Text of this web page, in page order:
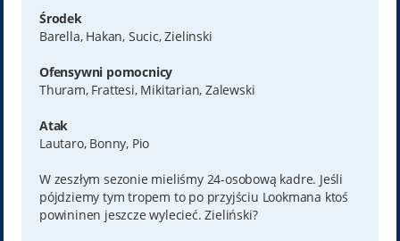
Środek
Barella, Hakan, Sucic, Zielinski
Ofensywni pomocnicy
Thuram, Frattesi, Mikitarian, Zalewski
Atak
Lautaro, Bonny, Pio
W zeszłym sezonie mieliśmy 24-osobową kadre. Jeśli
pójdziemy tym tropem to po przyjściu Lookmana ktoś
powininen jeszcze wylecieć. Zieliński?